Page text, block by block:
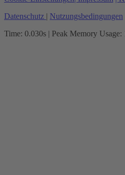
Datenschutz | Nutzungsbedingungen
Time: 0.030s | Peak Memory